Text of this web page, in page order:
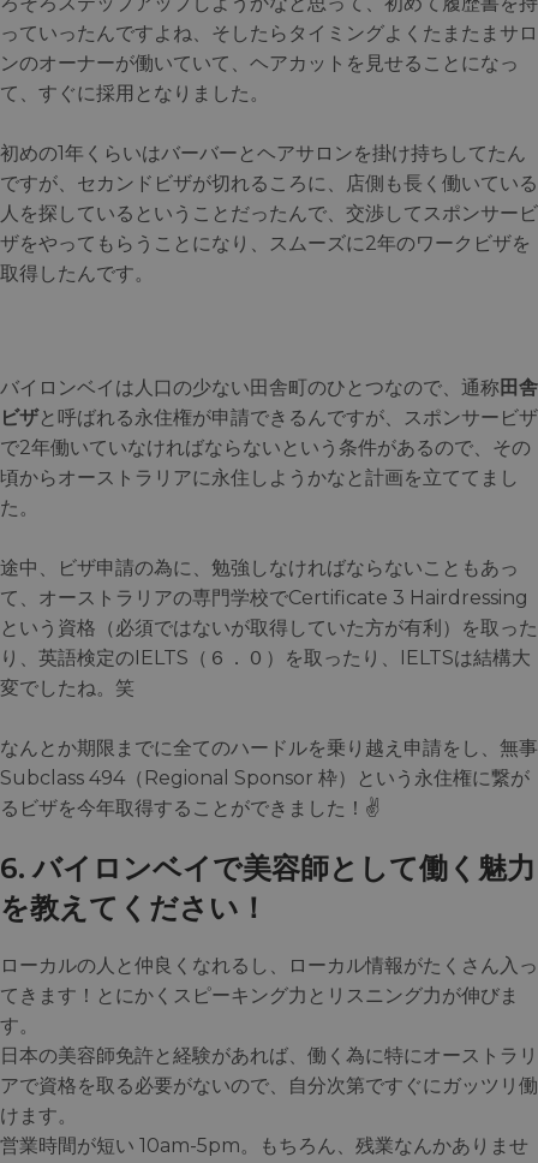
っていったんですよね、そしたらタイミングよくたまたまサロ
ンのオーナーが働いていて、ヘアカットを見せることになっ
て、すぐに採用となりました。
初めの1年くらいはバーバーとヘアサロンを掛け持ちしてたん
ですが、セカンドビザが切れるころに、店側も長く働いている
人を探しているということだったんで、交渉してスポンサービ
ザをやってもらうことになり、スムーズに2年のワークビザを
取得したんです。
バイロンベイは人口の少ない田舎町のひとつなので、通称田舎
ビザと呼ばれる永住権が申請できるんですが、スポンサービザ
で2年働いていなければならないという条件があるので、その
頃からオーストラリアに永住しようかなと計画を立ててまし
た。
途中、ビザ申請の為に、勉強しなければならないこともあっ
て、オーストラリアの専門学校でCertificate 3 Hairdressing
という資格（必須ではないが取得していた方が有利）を取った
り、英語検定のIELTS（６．０）を取ったり、IELTSは結構大
変でしたね。笑
なんとか期限までに全てのハードルを乗り越え申請をし、無事
Subclass 494（Regional Sponsor 枠）という永住権に繋が
るビザを今年取得することができました！✌️
6. バイロンベイで美容師として働く魅力
を教えてください！
ローカルの人と仲良くなれるし、ローカル情報がたくさん入っ
てきます！とにかくスピーキング力とリスニング力が伸びま
す。
日本の美容師免許と経験があれば、働く為に特にオーストラリ
アで資格を取る必要がないので、自分次第ですぐにガッツリ働
けます。
営業時間が短い 10am-5pm。もちろん、残業なんかありませ